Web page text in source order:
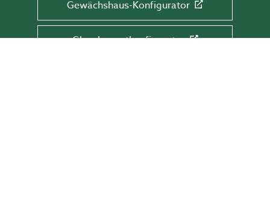
Gewächshaus-Konfigurator
Glaselementkonfigurator